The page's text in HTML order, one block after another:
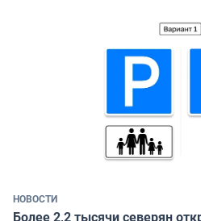
НОВОСТИ
Более 2,2 тысячи северян